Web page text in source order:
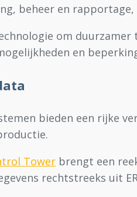
beheer en
om
en
bieden een rijke
Tower brengt een
rechtstreeks uit